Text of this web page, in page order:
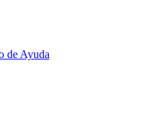
de Ayuda